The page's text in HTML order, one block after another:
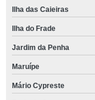
Ilha das Caieiras
Ilha do Frade
Jardim da Penha
Maruípe
Mário Cypreste